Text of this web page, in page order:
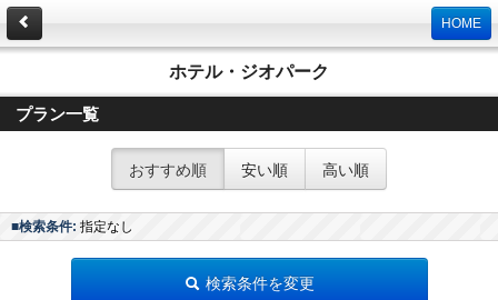
HOME
ホテル・ジオパーク
プラン一覧
おすすめ順 安い順 高い順
■検索条件: 指定なし
検索条件を変更